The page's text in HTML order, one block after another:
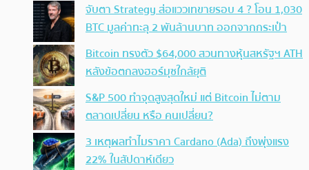
จับตา Strategy ส่อแววเทขายรอบ 4 ? โอน 1,030
BTC มูลค่าทะลุ 2 พันล้านบาท ออกจากกระเป๋า
Bitcoin ทรงตัว $64,000 สวนทางหุ้นสหรัฐฯ ATH
หลังข้อตกลงฮอร์มุซใกล้ยุติ
S&P 500 ทำจุดสูงสุดใหม่ แต่ Bitcoin ไม่ตาม
ตลาดเปลี่ยน หรือ คนเปลี่ยน?
3 เหตุผลทำไมราคา Cardano (Ada) ถึงพุ่งแรง
22% ในสัปดาห์เดียว